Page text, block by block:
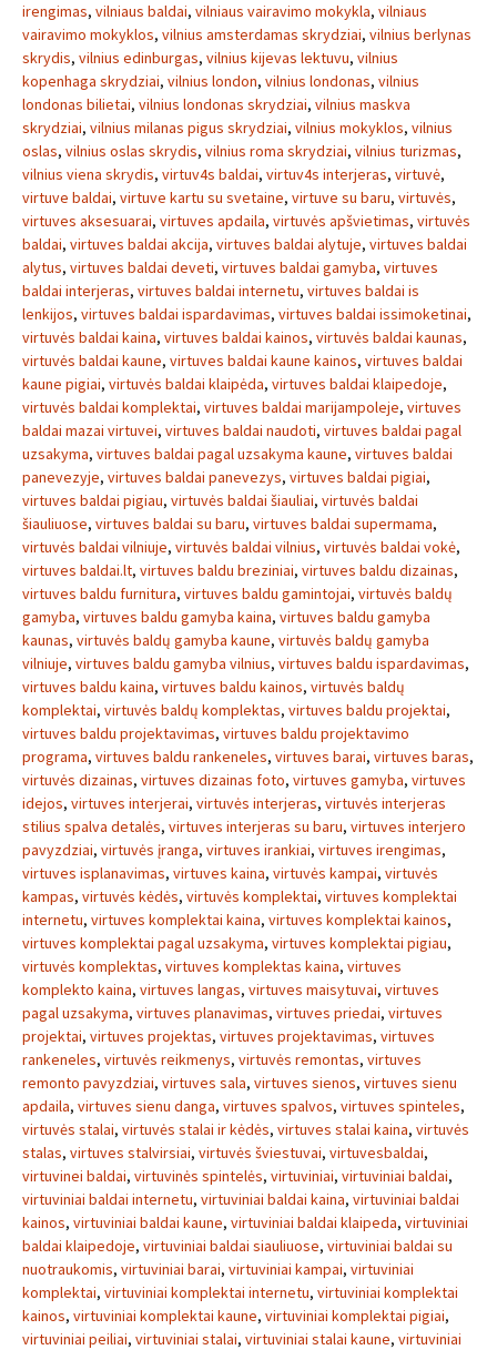
irengimas, vilniaus baldai, vilniaus vairavimo mokykla, vilniaus
vairavimo mokyklos, vilnius amsterdamas skrydziai, vilnius berlynas
skrydis, vilnius edinburgas, vilnius kijevas lektuvu, vilnius
kopenhaga skrydziai, vilnius london, vilnius londonas, vilnius
londonas bilietai, vilnius londonas skrydziai, vilnius maskva
skrydziai, vilnius milanas pigus skrydziai, vilnius mokyklos, vilnius
oslas, vilnius oslas skrydis, vilnius roma skrydziai, vilnius turizmas,
vilnius viena skrydis, virtuv4s baldai, virtuv4s interjeras, virtuvė,
virtuve baldai, virtuve kartu su svetaine, virtuve su baru, virtuvės,
virtuves aksesuarai, virtuves apdaila, virtuvės apšvietimas, virtuvės
baldai, virtuves baldai akcija, virtuves baldai alytuje, virtuves baldai
alytus, virtuves baldai deveti, virtuves baldai gamyba, virtuves
baldai interjeras, virtuves baldai internetu, virtuves baldai is
lenkijos, virtuves baldai ispardavimas, virtuves baldai issimoketinai,
virtuvės baldai kaina, virtuves baldai kainos, virtuvės baldai kaunas,
virtuvės baldai kaune, virtuves baldai kaune kainos, virtuves baldai
kaune pigiai, virtuvės baldai klaipėda, virtuves baldai klaipedoje,
virtuvės baldai komplektai, virtuves baldai marijampoleje, virtuves
baldai mazai virtuvei, virtuves baldai naudoti, virtuves baldai pagal
uzsakyma, virtuves baldai pagal uzsakyma kaune, virtuves baldai
panevezyje, virtuves baldai panevezys, virtuves baldai pigiai,
virtuves baldai pigiau, virtuvės baldai šiauliai, virtuvės baldai
šiauliuose, virtuves baldai su baru, virtuves baldai supermama,
virtuvės baldai vilniuje, virtuvės baldai vilnius, virtuvės baldai vokė,
virtuves baldai.lt, virtuves baldu breziniai, virtuves baldu dizainas,
virtuves baldu furnitura, virtuves baldu gamintojai, virtuvės baldų
gamyba, virtuves baldu gamyba kaina, virtuves baldu gamyba
kaunas, virtuvės baldų gamyba kaune, virtuvės baldų gamyba
vilniuje, virtuves baldu gamyba vilnius, virtuves baldu ispardavimas,
virtuves baldu kaina, virtuves baldu kainos, virtuvės baldų
komplektai, virtuvės baldų komplektas, virtuves baldu projektai,
virtuves baldu projektavimas, virtuves baldu projektavimo
programa, virtuves baldu rankeneles, virtuves barai, virtuves baras,
virtuvės dizainas, virtuves dizainas foto, virtuves gamyba, virtuves
idejos, virtuves interjerai, virtuvės interjeras, virtuvės interjeras
stilius spalva detalės, virtuves interjeras su baru, virtuves interjero
pavyzdziai, virtuvės įranga, virtuves irankiai, virtuves irengimas,
virtuves isplanavimas, virtuves kaina, virtuvės kampai, virtuvės
kampas, virtuvės kėdės, virtuvės komplektai, virtuves komplektai
internetu, virtuves komplektai kaina, virtuves komplektai kainos,
virtuves komplektai pagal uzsakyma, virtuves komplektai pigiau,
virtuvės komplektas, virtuves komplektas kaina, virtuves
komplekto kaina, virtuves langas, virtuves maisytuvai, virtuves
pagal uzsakyma, virtuves planavimas, virtuves priedai, virtuves
projektai, virtuves projektas, virtuves projektavimas, virtuves
rankeneles, virtuvės reikmenys, virtuvės remontas, virtuves
remonto pavyzdziai, virtuves sala, virtuves sienos, virtuves sienu
apdaila, virtuves sienu danga, virtuves spalvos, virtuves spinteles,
virtuvės stalai, virtuvės stalai ir kėdės, virtuves stalai kaina, virtuvės
stalas, virtuves stalvirsiai, virtuvės šviestuvai, virtuvesbaldai,
virtuvinei baldai, virtuvinės spintelės, virtuviniai, virtuviniai baldai,
virtuviniai baldai internetu, virtuviniai baldai kaina, virtuviniai baldai
kainos, virtuviniai baldai kaune, virtuviniai baldai klaipeda, virtuviniai
baldai klaipedoje, virtuviniai baldai siauliuose, virtuviniai baldai su
nuotraukomis, virtuviniai barai, virtuviniai kampai, virtuviniai
komplektai, virtuviniai komplektai internetu, virtuviniai komplektai
kainos, virtuviniai komplektai kaune, virtuviniai komplektai pigiai,
virtuviniai peiliai, virtuviniai stalai, virtuviniai stalai kaune, virtuviniai